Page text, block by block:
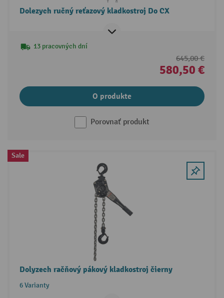
Dolezych ručný reťazový kladkostroj Do CX
13 pracovných dní
645,00 €
580,50 €
O produkte
Porovnať produkt
Sale
Dolyzech račňový pákový kladkostroj čierny
6 Varianty